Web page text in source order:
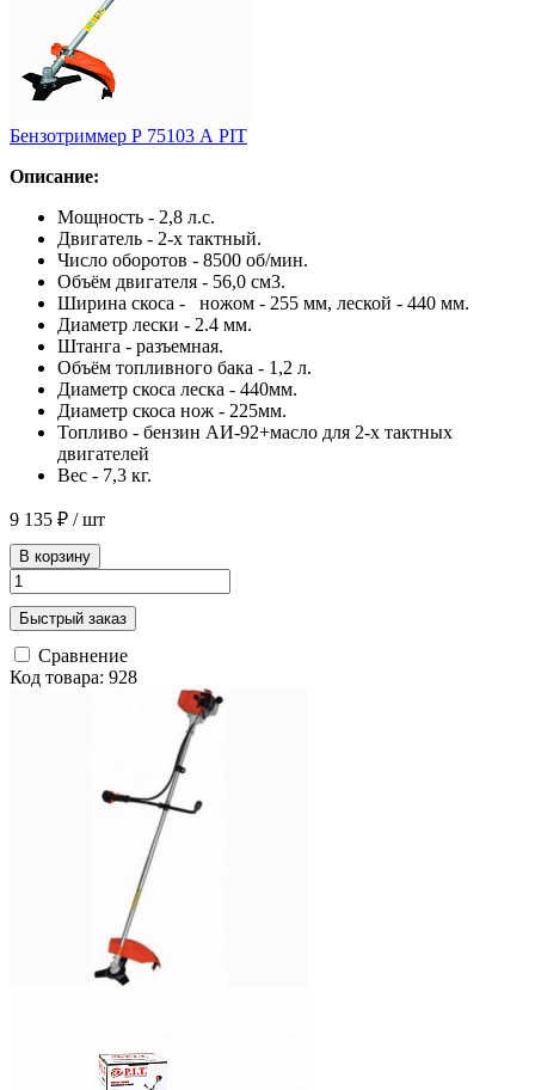
Бензотриммер Р 75103 А PIT
Описание:
Мощность - 2,8 л.с.
Двигатель - 2-х тактный.
Число оборотов - 8500 об/мин.
Объём двигателя - 56,0 см3.
Ширина скоса - ножом - 255 мм, леской - 440 мм.
Диаметр лески - 2.4 мм.
Штанга - разъемная.
Объём топливного бака - 1,2 л.
Диаметр скоса леска - 440мм.
Диаметр скоса нож - 225мм.
Топливо - бензин АИ-92+масло для 2-х тактных
двигателей
Вес - 7,3 кг.
9 135 ₽ / шт
В корзину
Быстрый заказ
Сравнение
Код товара: 928